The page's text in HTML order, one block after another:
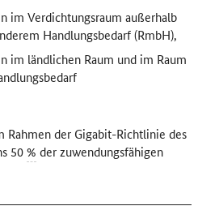
im Verdichtungsraum außerhalb
Handlungsbedarf (RmbH),
im ländlichen Raum und im Raum
Rahmen der Gigabit-Richtlinie des
50% der zuwendungsfähigen